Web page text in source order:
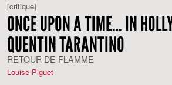
[critique]
ONCE UPON A TIME… IN
QUENTIN TARANTINO
RETOUR DE FLAMME
Louise Piguet